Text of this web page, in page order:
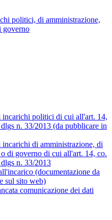
politici, di amministrazione,
governo
incarichi politici di cui all'art. 14,
n. 33/2013 (da pubblicare in
di amministrazione, di
di governo di cui all'art. 14, co.
n. 33/2013
(documentazione da
sul sito web)
comunicazione dei dati